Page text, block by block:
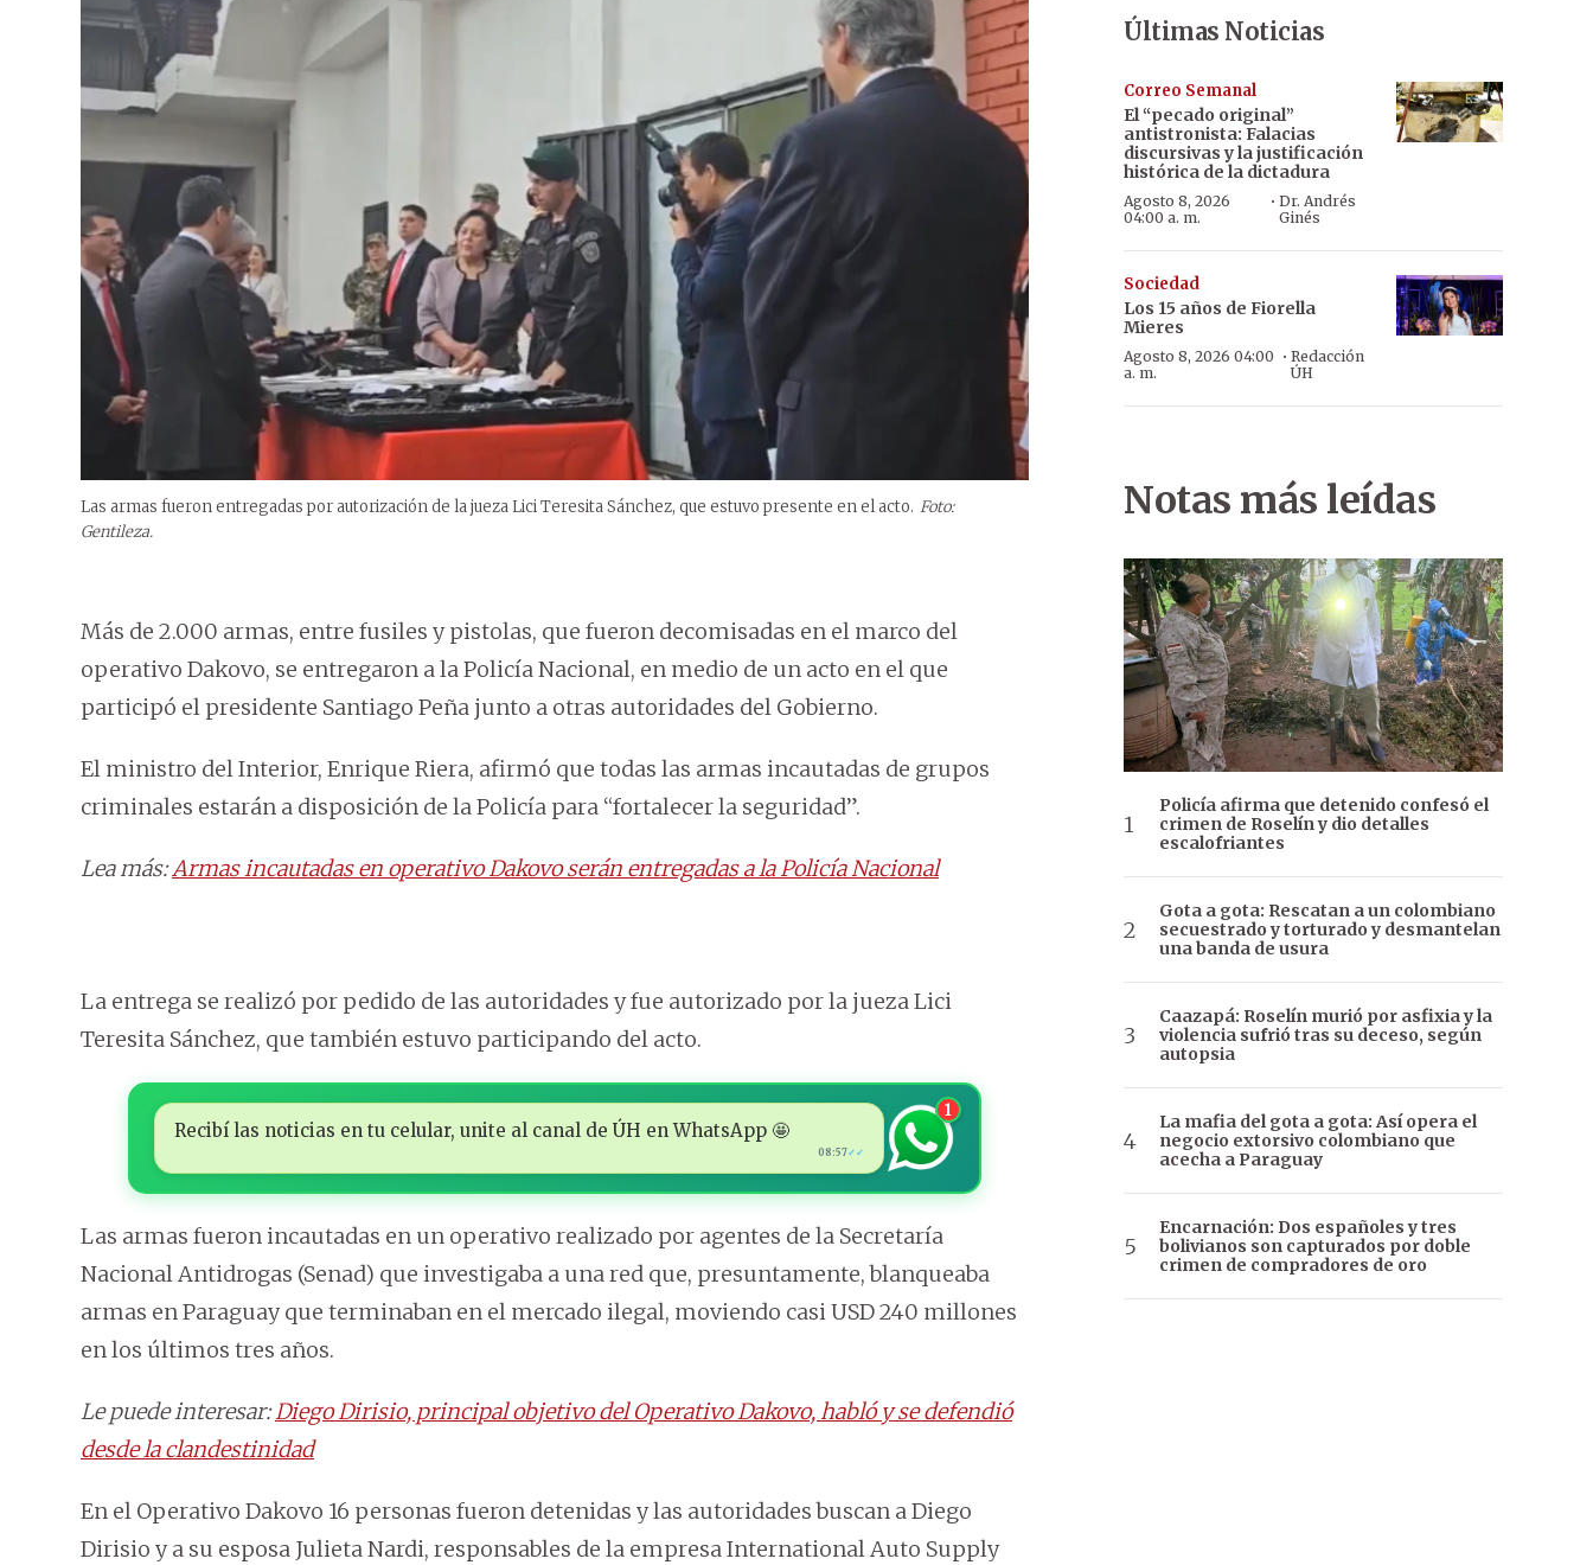
Las armas fueron entregadas por autorización de la jueza Lici Teresita Sánchez, que estuvo presente en el acto. Foto:
Gentileza.
Más de 2.000 armas, entre fusiles y pistolas, que fueron decomisadas en el marco del
operativo Dakovo, se entregaron a la Policía Nacional, en medio de un acto en el que
participó el presidente Santiago Peña junto a otras autoridades del Gobierno.
El ministro del Interior, Enrique Riera, afirmó que todas las armas incautadas de grupos
criminales estarán a disposición de la Policía para “fortalecer la seguridad”.
Lea más:Armas incautadas en operativo Dakovo serán entregadas a la Policía Nacional
La entrega se realizó por pedido de las autoridades y fue autorizado por la jueza Lici
Teresita Sánchez, que también estuvo participando del acto.
Recibí las noticias en tu celular, unite al canal de ÚH en WhatsApp 🤩
08:57✓✓
1
Las armas fueron incautadas en un operativo realizado por agentes de la Secretaría
Nacional Antidrogas (Senad) que investigaba a una red que, presuntamente, blanqueaba
armas en Paraguay que terminaban en el mercado ilegal, moviendo casi USD 240 millones
en los últimos tres años.
Le puede interesar:Diego Dirisio, principal objetivo del Operativo Dakovo, habló y se defendió
desde la clandestinidad
En el Operativo Dakovo 16 personas fueron detenidas y las autoridades buscan a Diego
Dirisio y a su esposa Julieta Nardi, responsables de la empresa International Auto Supply
Últimas Noticias
Correo Semanal
El “pecado original”
antistronista: Falacias
discursivas y la justificación
histórica de la dictadura
Agosto 8, 2026
04:00 a. m.
·Dr. Andrés
Ginés
Sociedad
Los 15 años de Fiorella
Mieres
Agosto 8, 2026 04:00
a. m.
· Redacción
ÚH
Notas más leídas
Policía afirma que detenido confesó el
crimen de Roselín y dio detalles
escalofriantes
Gota a gota: Rescatan a un colombiano
secuestrado y torturado y desmantelan
una banda de usura
Caazapá: Roselín murió por asfixia y la
violencia sufrió tras su deceso, según
autopsia
La mafia del gota a gota: Así opera el
negocio extorsivo colombiano que
acecha a Paraguay
Encarnación: Dos españoles y tres
bolivianos son capturados por doble
crimen de compradores de oro